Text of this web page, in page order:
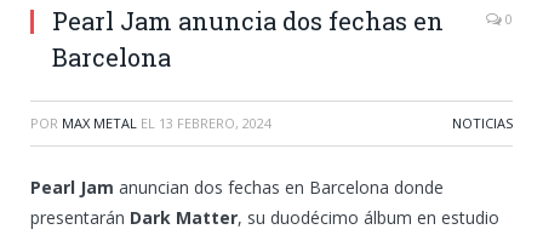
Pearl Jam anuncia dos fechas en
Barcelona
0
POR MAX METAL EL 13 FEBRERO, 2024 NOTICIAS
Pearl Jam anuncian dos fechas en Barcelona donde
presentarán Dark Matter, su duodécimo álbum en estudio